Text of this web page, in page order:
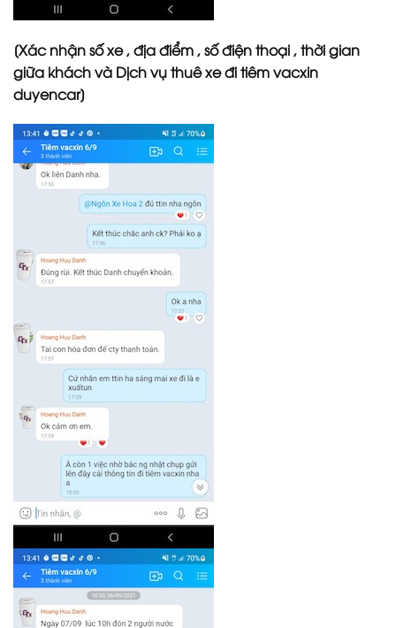
[Xác nhận số xe , địa điểm , số điện thoại , thời gian
giữa khách và Dịch vụ thuê xe đi tiêm vacxin
duyencar]